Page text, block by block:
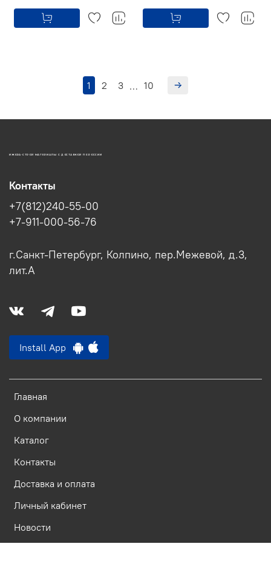
1 2 3 … 10
ИЖОРА-СТРОЙ МАТЕРИАЛЫ С ДОСТАВКОЙ ПО РОССИИ
Главная
О компании
Каталог
Контакты
Доставка и оплата
Личный кабинет
Новости
Контакты
+7(812)240-55-00
+7-911-000-56-76
г.Санкт-Петербург, Колпино, пер.Межевой, д.3,
лит.А
Install App